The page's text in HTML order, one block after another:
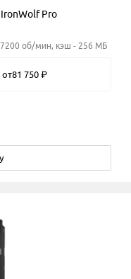
IronWolf Pro
7200 об/мин, кэш - 256 МБ
от81 750 ₽